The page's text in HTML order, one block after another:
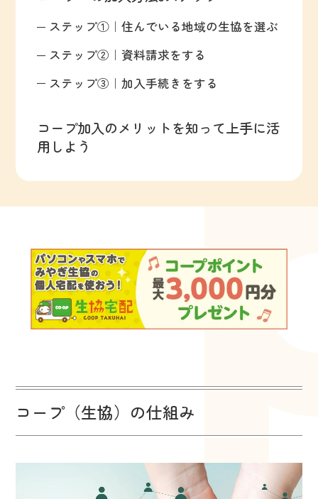
ステップ①｜住んでいる地域の生協を選ぶ
ステップ②｜資料請求をする
ステップ③｜加入手続きをする
コープ加入のメリットを知って上手に活
用しよう
コープ（生協）の仕組み